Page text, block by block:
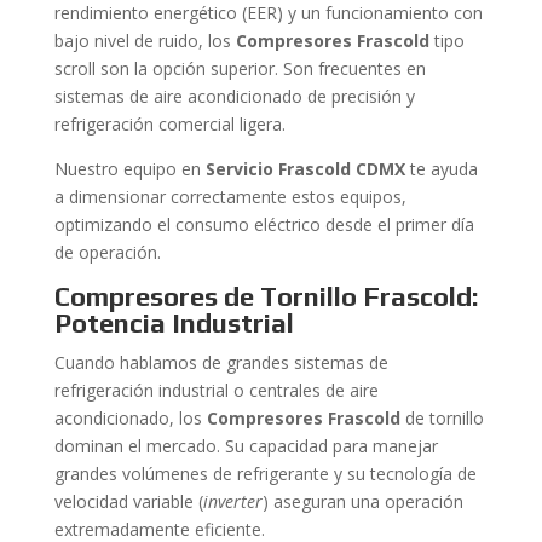
rendimiento energético (EER) y un funcionamiento con
bajo nivel de ruido, los Compresores Frascold tipo
scroll son la opción superior. Son frecuentes en
sistemas de aire acondicionado de precisión y
refrigeración comercial ligera.
Nuestro equipo en Servicio Frascold CDMXte ayuda
a dimensionar correctamente estos equipos,
optimizando el consumo eléctrico desde el primer día
de operación.
Compresores de Tornillo Frascold:
Potencia Industrial
Cuando hablamos de grandes sistemas de
refrigeración industrial o centrales de aire
acondicionado, los Compresores Frascold de tornillo
dominan el mercado. Su capacidad para manejar
grandes volúmenes de refrigerante y su tecnología de
velocidad variable (inverter) aseguran una operación
extremadamente eficiente.